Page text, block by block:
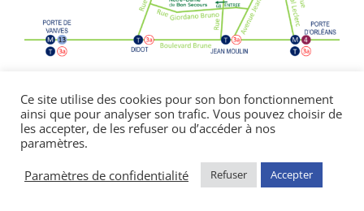
Politique de confidentialité|Mentions
légales
© Copyright Notre Dame de Bon Secours
2026 | réalisé par l’
CDKIT
Ce site utilise des cookies pour son bon fonctionnement
ainsi que pour analyser son trafic. Vous pouvez choisir de
les accepter, de les refuser ou d’accéder à nos
paramètres.
Paramètres de confidentialité
Refuser Accepter